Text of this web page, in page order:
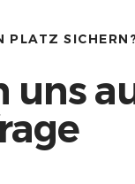
PLATZ SICHERN?
uns